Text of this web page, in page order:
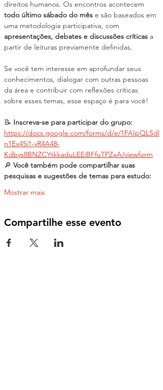
direitos humanos. Os encontros acontecem
todo último sábado do mês e são baseados em
uma metodologia participativa, com
apresentações, debates e discussões críticas a
partir de leituras previamente definidas.
Se você tem interesse em aprofundar seus
conhecimentos, dialogar com outras pessoas
da área e contribuir com reflexões críticas
sobre esses temas, esse espaço é para você!
📝 Inscreva-se para participar do grupo:
https://docs.google.com/forms/d/e/1FAIpQLSdl
n1Ex45i1-yR4A48-
Kdbys8BNZCYtkkaduLEEiBFfuTPZxA/viewform
🔎 Você também pode compartilhar suas
pesquisas e sugestões de temas para estudo:
Mostrar mais
Compartilhe esse evento